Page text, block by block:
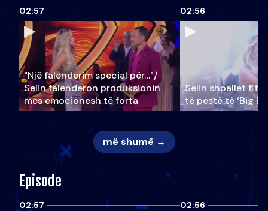
02:57
"Një falenderim special për…"/
Selin falënderon produksionin
mes emocionesh të forta
02:56
Selin shpallet
të pestë të ‘Big
më shumë →
Episode
02:57 02:56